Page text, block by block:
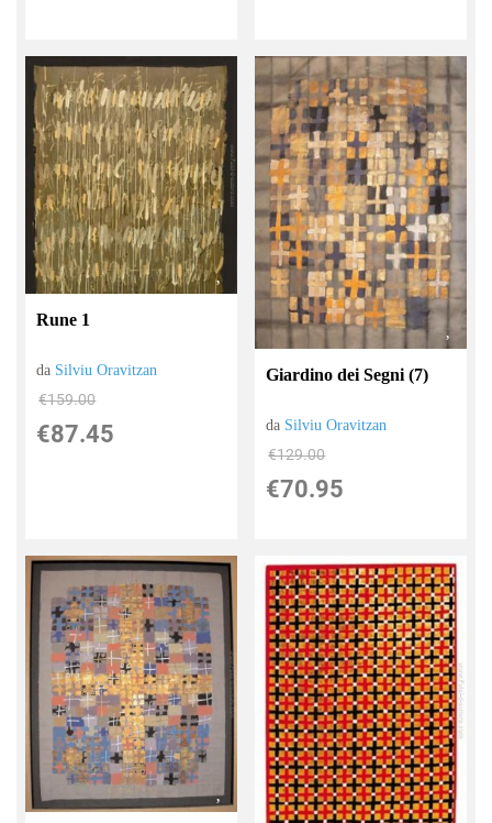
Rune 1
da Silviu Oravitzan
€159.00
€87.45
Giardino dei Segni (7)
da Silviu Oravitzan
€129.00
€70.95